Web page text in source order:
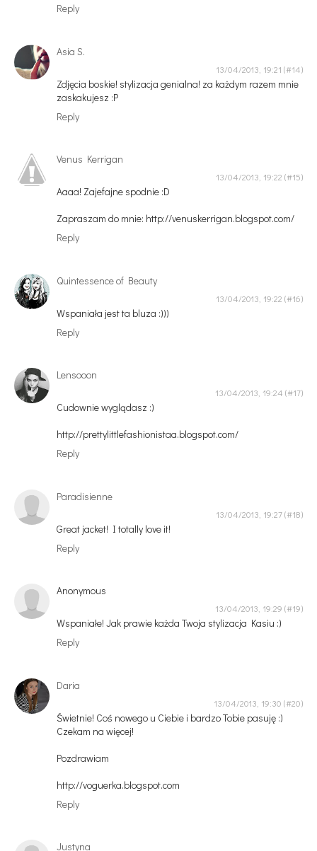
Reply
Asia S.
13/04/2013, 19:21
Zdjęcia boskie! stylizacja genialna! za każdym razem mnie
zaskakujesz :P
Reply
Venus Kerrigan
13/04/2013, 19:22
Aaaa! Zajefajne spodnie :D
Zapraszam do mnie: http://venuskerrigan.blogspot.com/
Reply
Quintessence of Beauty
13/04/2013, 19:22
Wspaniała jest ta bluza :)))
Reply
Lensooon
13/04/2013, 19:24
Cudownie wyglądasz :)
http://prettylittlefashionistaa.blogspot.com/
Reply
Paradisienne
13/04/2013, 19:27
Great jacket! I totally love it!
Reply
Anonymous
13/04/2013, 19:29
Wspaniałe! Jak prawie każda Twoja stylizacja Kasiu :)
Reply
Daria
13/04/2013, 19:30
Świetnie! Coś nowego u Ciebie i bardzo Tobie pasuję :)
Czekam na więcej!
Pozdrawiam
http://voguerka.blogspot.com
Reply
Justyna